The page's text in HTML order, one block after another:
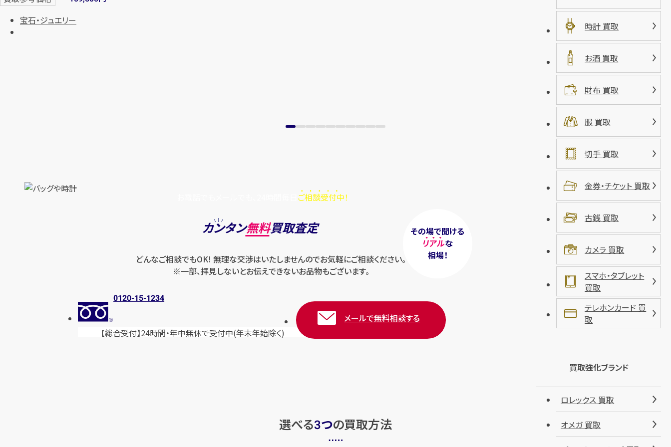
宝石・ジュエリー
ご相談受付中！
その場で聞ける
リアルな
相場！
カンタン無料買取査定
どんなご相談でもOK! 無理な交渉はいたしませんのでお気軽にご相談ください。
※一部、拝見しないとお伝えできないお品物もございます。
0120-15-1234
【総合受付】24時間・年中無休で受付中(年末年始除く)
メールで無料相談する
選べる3つの買取方法
時計 買取
お酒 買取
財布 買取
服 買取
切手 買取
金券・チケット 買取
古銭 買取
カメラ 買取
スマホ・タブレット
買取
テレホンカード 買
取
買取強化ブランド
ロレックス 買取
オメガ 買取